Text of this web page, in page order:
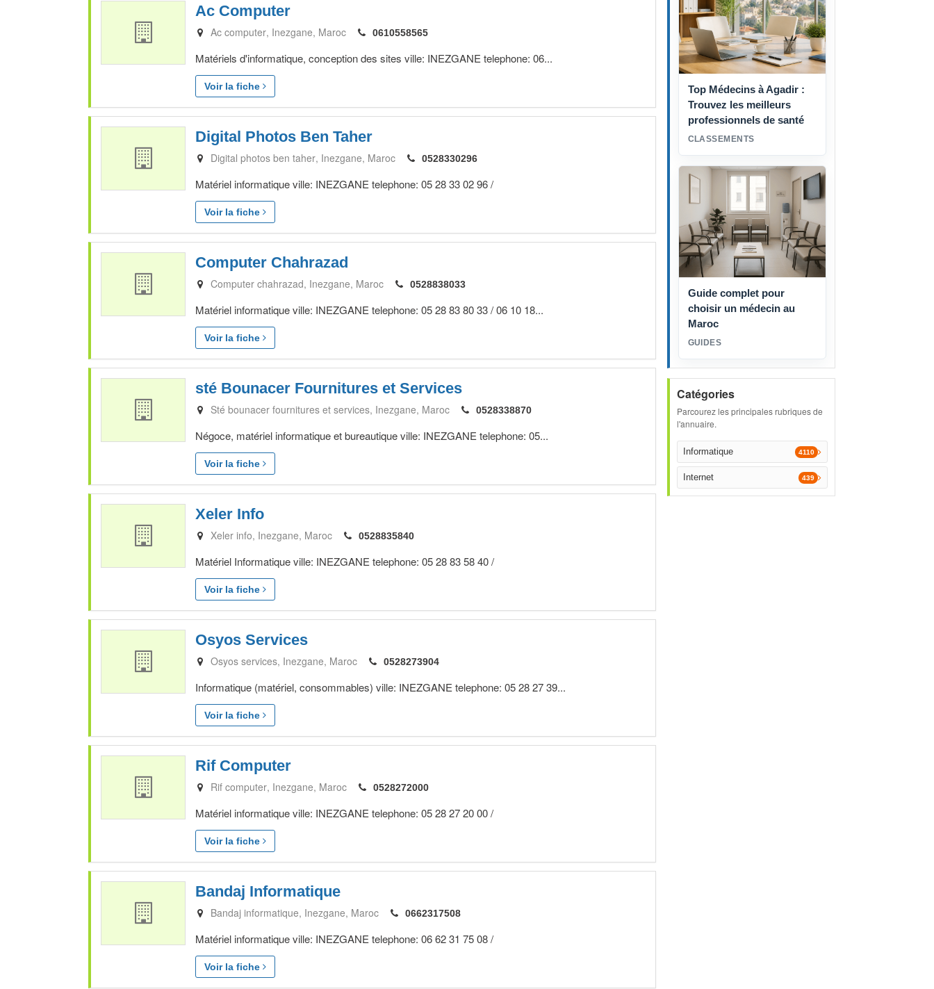
Ac Computer
Ac computer Inezgane Maroc 0610558565
Matériels d'informatique, conception des sites ville: INEZGANE telephone: 06...
Voir la fiche
Digital Photos Ben Taher
Digital photos ben taher Inezgane Maroc 0528330296
Matériel informatique ville: INEZGANE telephone: 05 28 33 02 96 /
Voir la fiche
Computer Chahrazad
Computer chahrazad Inezgane Maroc 0528838033
Matériel informatique ville: INEZGANE telephone: 05 28 83 80 33 / 06 10 18...
Voir la fiche
sté Bounacer Fournitures et Services
Sté bounacer fournitures et services Inezgane Maroc 0528338870
Négoce, matériel informatique et bureautique ville: INEZGANE telephone: 05...
Voir la fiche
Xeler Info
Xeler info Inezgane Maroc 0528835840
Matériel Informatique ville: INEZGANE telephone: 05 28 83 58 40 /
Voir la fiche
Osyos Services
Osyos services Inezgane Maroc 0528273904
Informatique (matériel, consommables) ville: INEZGANE telephone: 05 28 27 39...
Voir la fiche
Rif Computer
Rif computer Inezgane Maroc 0528272000
Matériel informatique ville: INEZGANE telephone: 05 28 27 20 00 /
Voir la fiche
Bandaj Informatique
Bandaj informatique Inezgane Maroc 0662317508
Matériel informatique ville: INEZGANE telephone: 06 62 31 75 08 /
Voir la fiche
Top Médecins à Agadir :
Trouvez les meilleurs
professionnels de santé
CLASSEMENTS
Guide complet pour
choisir un médecin au
Maroc
GUIDES
Catégories
Parcourez les principales rubriques de
l'annuaire.
Informatique 4110
Internet 439